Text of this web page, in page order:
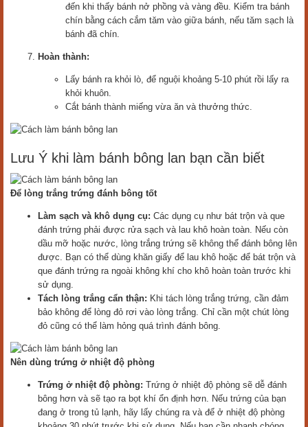
đến khi thấy bánh nở phồng và vàng đều. Kiểm tra bánh
chín bằng cách cắm tăm vào giữa bánh, nếu tăm sạch là
bánh đã chín.
Hoàn thành:
Lấy bánh ra khỏi lò, để nguội khoảng 5-10 phút rồi lấy ra
khỏi khuôn.
Cắt bánh thành miếng vừa ăn và thưởng thức.
Lưu Ý khi làm bánh bông lan bạn cần biết
Để lòng trắng trứng đánh bông tốt
Làm sạch và khô dụng cụ: Các dụng cụ như bát trộn và que
đánh trứng phải được rửa sạch và lau khô hoàn toàn. Nếu còn
dầu mỡ hoặc nước, lòng trắng trứng sẽ không thể đánh bông lên
được. Bạn có thể dùng khăn giấy để lau khô hoặc để bát trộn và
que đánh trứng ra ngoài không khí cho khô hoàn toàn trước khi
sử dụng.
Tách lòng trắng cẩn thận: Khi tách lòng trắng trứng, cần đảm
bảo không để lòng đỏ rơi vào lòng trắng. Chỉ cần một chút lòng
đỏ cũng có thể làm hỏng quá trình đánh bông.
Nên dùng trứng ở nhiệt độ phòng
Trứng ở nhiệt độ phòng: Trứng ở nhiệt độ phòng sẽ dễ đánh
bông hơn và sẽ tạo ra bọt khí ổn định hơn. Nếu trứng của bạn
đang ở trong tủ lạnh, hãy lấy chúng ra và để ở nhiệt độ phòng